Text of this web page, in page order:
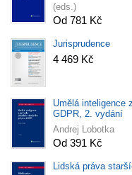
(eds.)
Od 781 Kč
Jurisprudence
4 469 Kč
Umělá inteligence
GDPR, 2. vydání
Andrej Lobotka
Od 391 Kč
Lidská práva